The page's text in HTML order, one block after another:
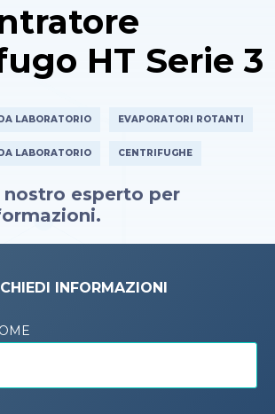
HT Serie 3
LABORATORIO EVAPORATORI ROTANTI
LABORATORIO CENTRIFUGHE
esperto per
INFORMAZIONI